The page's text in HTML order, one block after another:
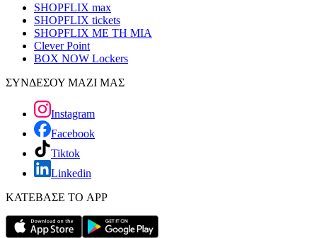
SHOPFLIX max
SHOPFLIX tickets
SHOPFLIX ΜΕ ΤΗ ΜΙΑ
Clever Point
BOX NOW Lockers
ΣΥΝΔΕΣΟΥ ΜΑΖΙ ΜΑΣ
Instagram
Facebook
Tiktok
Linkedin
ΚΑΤΕΒΑΣΕ ΤΟ APP